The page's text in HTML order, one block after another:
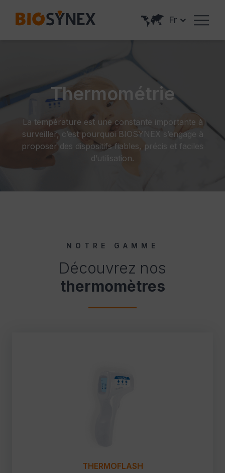
Fr
Thermométrie
La température est une constante importante à
surveiller, c’est pourquoi BIOSYNEX s’engage à
proposer des dispositifs fiables, précis et faciles
d’utilisation.
NOTRE GAMME
Découvrez nos
thermomètres
THERMOFLASH